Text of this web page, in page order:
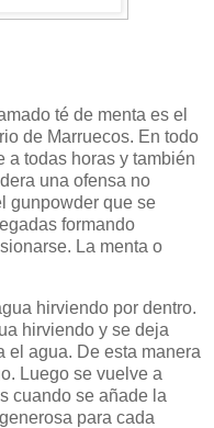
té de menta es el
de Marruecos. En todo
a todas horas y también
una ofensa no
gunpowder que se
formando
La menta o
hirviendo por dentro.
hirviendo y se deja
el agua. De esta manera
Luego se vuelve a
cuando se añade la
para cada